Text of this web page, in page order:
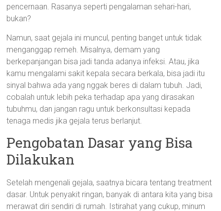
pencernaan. Rasanya seperti pengalaman sehari-hari,
bukan?
Namun, saat gejala ini muncul, penting banget untuk tidak
menganggap remeh. Misalnya, demam yang
berkepanjangan bisa jadi tanda adanya infeksi. Atau, jika
kamu mengalami sakit kepala secara berkala, bisa jadi itu
sinyal bahwa ada yang nggak beres di dalam tubuh. Jadi,
cobalah untuk lebih peka terhadap apa yang dirasakan
tubuhmu, dan jangan ragu untuk berkonsultasi kepada
tenaga medis jika gejala terus berlanjut.
Pengobatan Dasar yang Bisa
Dilakukan
Setelah mengenali gejala, saatnya bicara tentang treatment
dasar. Untuk penyakit ringan, banyak di antara kita yang bisa
merawat diri sendiri di rumah. Istirahat yang cukup, minum